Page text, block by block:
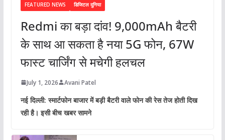
FEATURED NEWS डिजिटल दुनिया
Redmi का बड़ा दांव! 9,000mAh बैटरी
के साथ आ सकता है नया 5G फोन, 67W
फास्ट चार्जिंग से मचेगी हलचल
July 1, 2026 Avani Patel
नई दिल्ली: स्मार्टफोन बाजार में बड़ी बैटरी वाले फोन की रेस तेज होती दिख
रही है। इसी बीच खबर सामने